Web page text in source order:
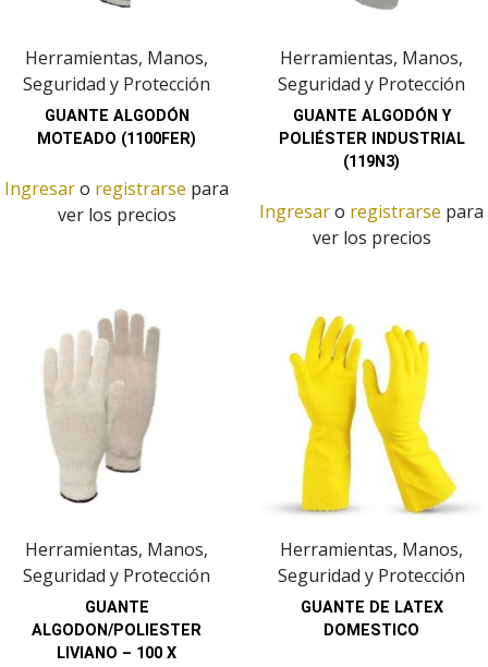
Herramientas, Manos,
Seguridad y Protección
GUANTE ALGODÓN
MOTEADO (1100FER)
Ingresaro registrarse para
ver los precios
Herramientas, Manos,
Seguridad y Protección
GUANTE ALGODÓN Y
POLIÉSTER INDUSTRIAL
(119N3)
Ingresaro registrarse para
ver los precios
Herramientas, Manos,
Seguridad y Protección
GUANTE
ALGODON/POLIESTER
LIVIANO – 100 X
Herramientas, Manos,
Seguridad y Protección
GUANTE DE LATEX
DOMESTICO